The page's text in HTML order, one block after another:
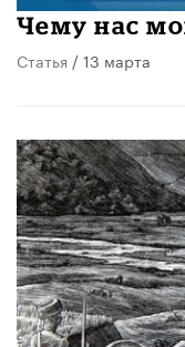
Чему нас
Статья / 13 марта